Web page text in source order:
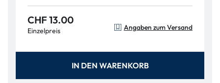
CHF 13.00
Einzelpreis Angaben zum Versand
IN DEN WARENKORB